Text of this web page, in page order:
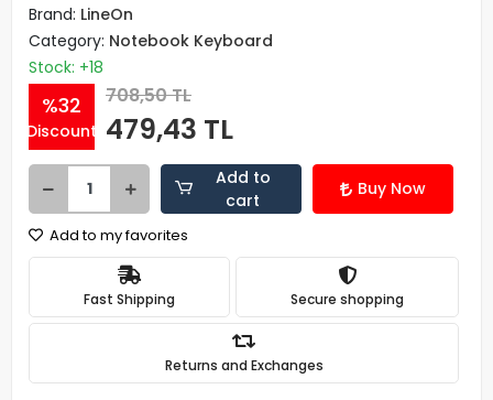
Brand: LineOn
Category: Notebook Keyboard
Stock: +18
%32
Discount
708,50 TL
479,43 TL
Add to
cart
Buy Now
Add to my favorites
Fast Shipping Secure shopping
Returns and Exchanges